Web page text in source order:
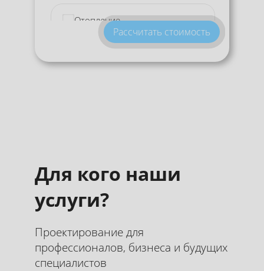
Отопление
Вентиляция,
Рассчитать стоимость
Для кого наши
услуги?
Проектирование для
профессионалов, бизнеса и будущих
специалистов